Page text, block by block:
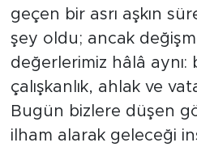
geçen bir asrı aşkın
şey oldu; ancak
değerlerimiz hâlâ aynı:
çalışkanlık, ahlak ve
Bugün bizlere düşen
ilham alarak geleceği